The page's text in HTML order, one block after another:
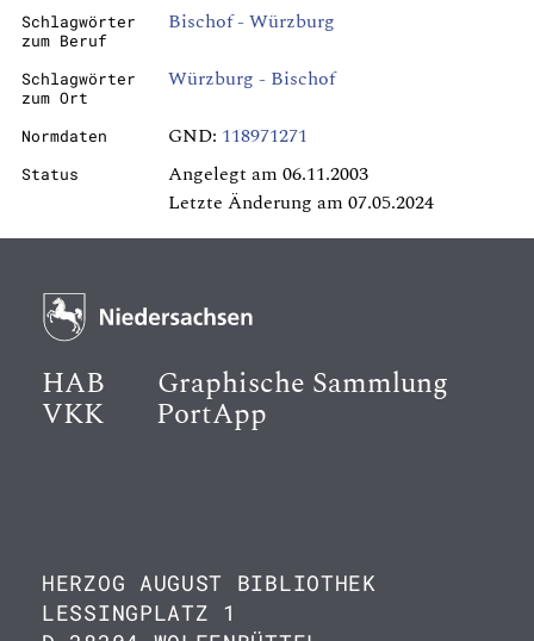
Schlagwörter
zum Beruf
Bischof - Würzburg
Schlagwörter
zum Ort
Würzburg - Bischof
Normdaten GND: 118971271
Status
Angelegt am 06.11.2003
Letzte Änderung am 07.05.2024
HAB Graphische Sammlung
VKK PortApp
HERZOG AUGUST BIBLIOTHEK
LESSINGPLATZ 1